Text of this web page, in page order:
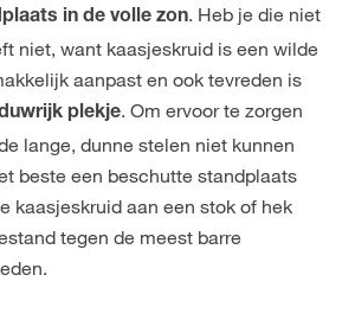
in de volle zon. Heb je die niet
niet, want kaasjeskruid is een wilde
aanpast en ook tevreden is
plekje. Om ervoor te zorgen
lange, dunne stelen niet kunnen
beste een beschutte standplaats
kaasjeskruid aan een stok of hek
tegen de meest barre